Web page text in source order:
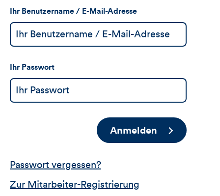
Ihr Benutzername / E-Mail-Adresse
Ihr Passwort
Anmelden
Passwort vergessen?
Zur Mitarbeiter-Registrierung